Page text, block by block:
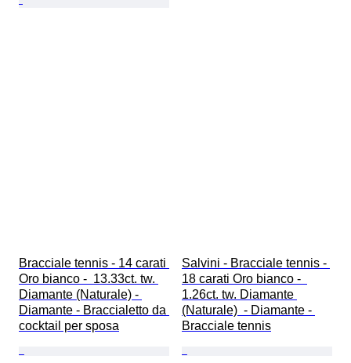
Bracciale tennis - 14 carati
Oro bianco -  13.33ct. tw.
Diamante (Naturale) -
Diamante - Braccialetto da
cocktail per sposa
Salvini - Bracciale tennis -
18 carati Oro bianco -
1.26ct. tw. Diamante
(Naturale)  - Diamante -
Bracciale tennis